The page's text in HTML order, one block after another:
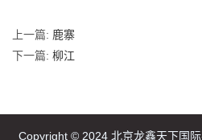
上一篇: 鹿寨
下一篇: 柳江
Copyright © 2024 北京龙鑫天下国